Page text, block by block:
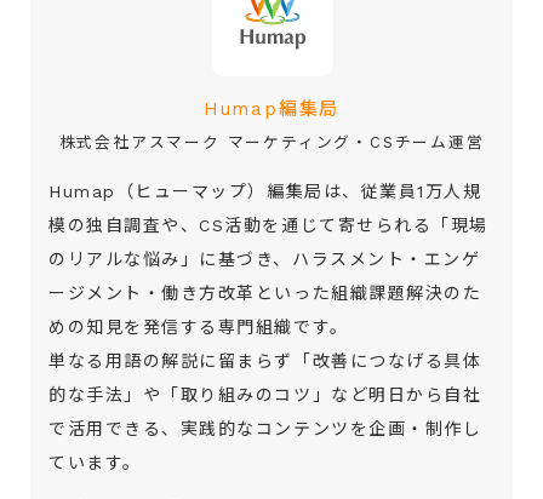
Humap編集局
株式会社アスマーク マーケティング・CSチーム運営
Humap（ヒューマップ）編集局は、従業員1万人規
模の独自調査や、CS活動を通じて寄せられる「現場
のリアルな悩み」に基づき、ハラスメント・エンゲ
ージメント・働き方改革といった組織課題解決のた
めの知見を発信する専門組織です。
単なる用語の解説に留まらず「改善につなげる具体
的な手法」や「取り組みのコツ」など明日から自社
で活用できる、実践的なコンテンツを企画・制作し
ています。